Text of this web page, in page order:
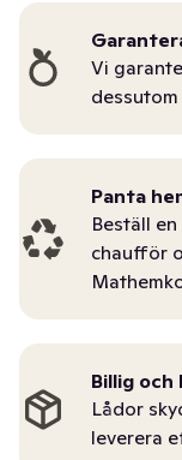
Vi
Panta
Beställ
chaufför
Billig och
Lådor
leverera